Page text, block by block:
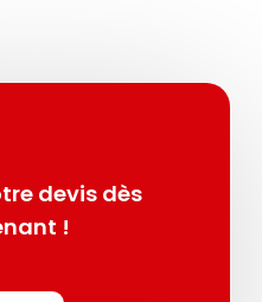
devis dès
!